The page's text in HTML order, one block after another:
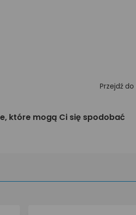
Przejdź do
które mogą Ci się spodobać